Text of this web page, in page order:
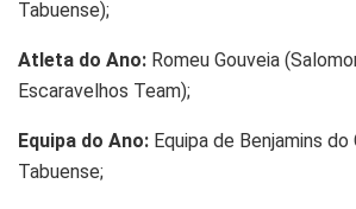
Tabuense);
Atleta do Ano: Romeu Gouveia
Escaravelhos Team);
Equipa do Ano: Equipa de Benjamins
Tabuense;